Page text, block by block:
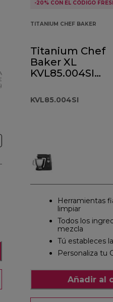
-20% CON EL CÓDIGO
TITANIUM CHEF BAKER
Titanium Chef
Baker XL
KVL85.004SI
KVL85.004SI
Herramientas
limpiar
Todos los
mezcla
Tú estableces
Personaliza tu
Añadir al